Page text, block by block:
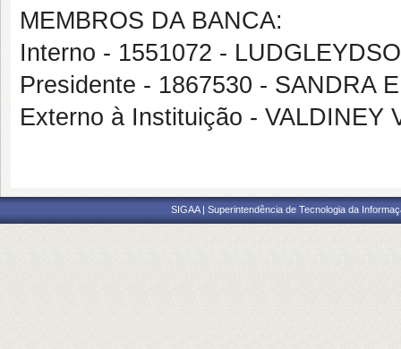
MEMBROS DA BANCA:
Interno - 1551072 -
Presidente - 1867530 - SANDRA
Externo à Instituição - VALDINEY
SIGAA | Superintendência de Tecnologia da